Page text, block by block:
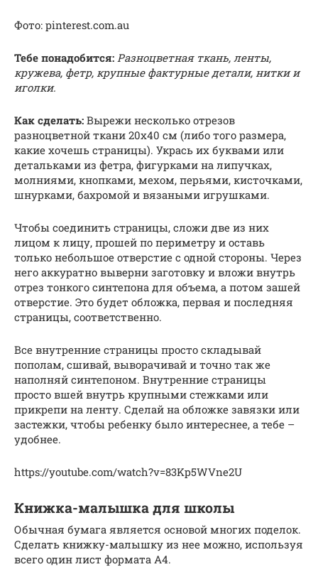
Фото: pinterest.com.au
Тебе понадобится: Разноцветная ткань, ленты,
кружева, фетр, крупные фактурные детали, нитки и
иголки.
Как сделать: Вырежи несколько отрезов
разноцветной ткани 20х40 см (либо того размера,
какие хочешь страницы). Укрась их буквами или
детальками из фетра, фигурками на липучках,
молниями, кнопками, мехом, перьями, кисточками,
шнурками, бахромой и вязаными игрушками.
Чтобы соединить страницы, сложи две из них
лицом к лицу, прошей по периметру и оставь
только небольшое отверстие с одной стороны. Через
него аккуратно выверни заготовку и вложи внутрь
отрез тонкого синтепона для объема, а потом зашей
отверстие. Это будет обложка, первая и последняя
страницы, соответственно.
Все внутренние страницы просто складывай
пополам, сшивай, выворачивай и точно так же
наполняй синтепоном. Внутренние страницы
просто вшей внутрь крупными стежками или
прикрепи на ленту. Сделай на обложке завязки или
застежки, чтобы ребенку было интереснее, а тебе –
удобнее.
https://youtube.com/watch?v=83Kp5WVne2U
Книжка-малышка для школы
Обычная бумага является основой многих поделок.
Сделать книжку-малышку из нее можно, используя
всего один лист формата А4.